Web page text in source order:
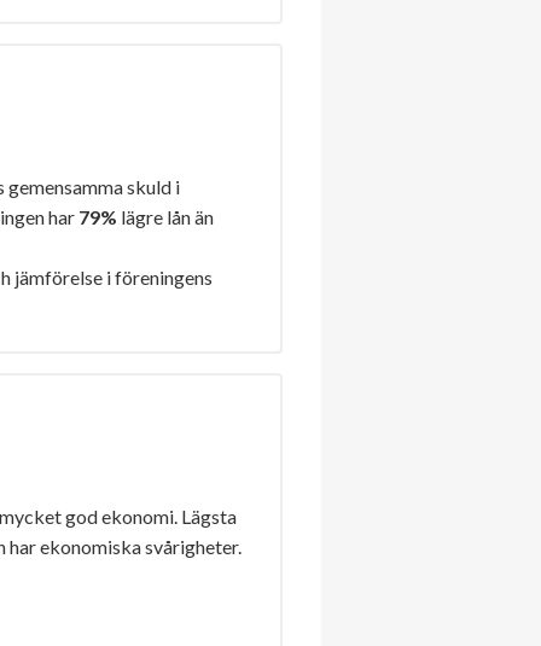
gemensamma skuld i
har 79% lägre lån än
jämförelse i föreningens
god ekonomi. Lägsta
ekonomiska svårigheter.